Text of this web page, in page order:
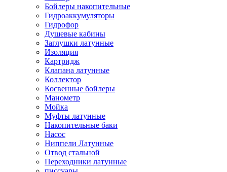
Бойлеры накопительные
Гидроаккумуляторы
Гидрофор
Душевые кабины
Заглушки латунные
Изоляция
Картридж
Клапана латунные
Коллектор
Косвенные бойлеры
Манометр
Мойка
Муфты латунные
Накопительные баки
Насос
Ниппели Латунные
Отвод стальной
Переходники латунные